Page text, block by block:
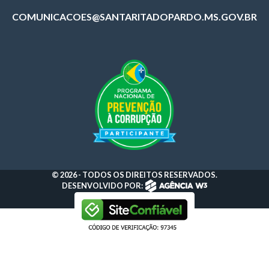
COMUNICACOES@SANTARITADOPARDO.MS.GOV.BR
© 2026 - TODOS OS DIREITOS RESERVADOS.
DESENVOLVIDO POR: